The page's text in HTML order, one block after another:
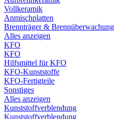
Vollkeramik
Anmischplatten
Brennträger & Brennüberwachung
Alles anzeigen
KFO
KFO
Hilfsmittel für KFO
KFO-Kunststoffe
KFO-Fertigteile
Sonstiges
Alles anzeigen
Kunststoffverblendung
Kunststoffverblendung